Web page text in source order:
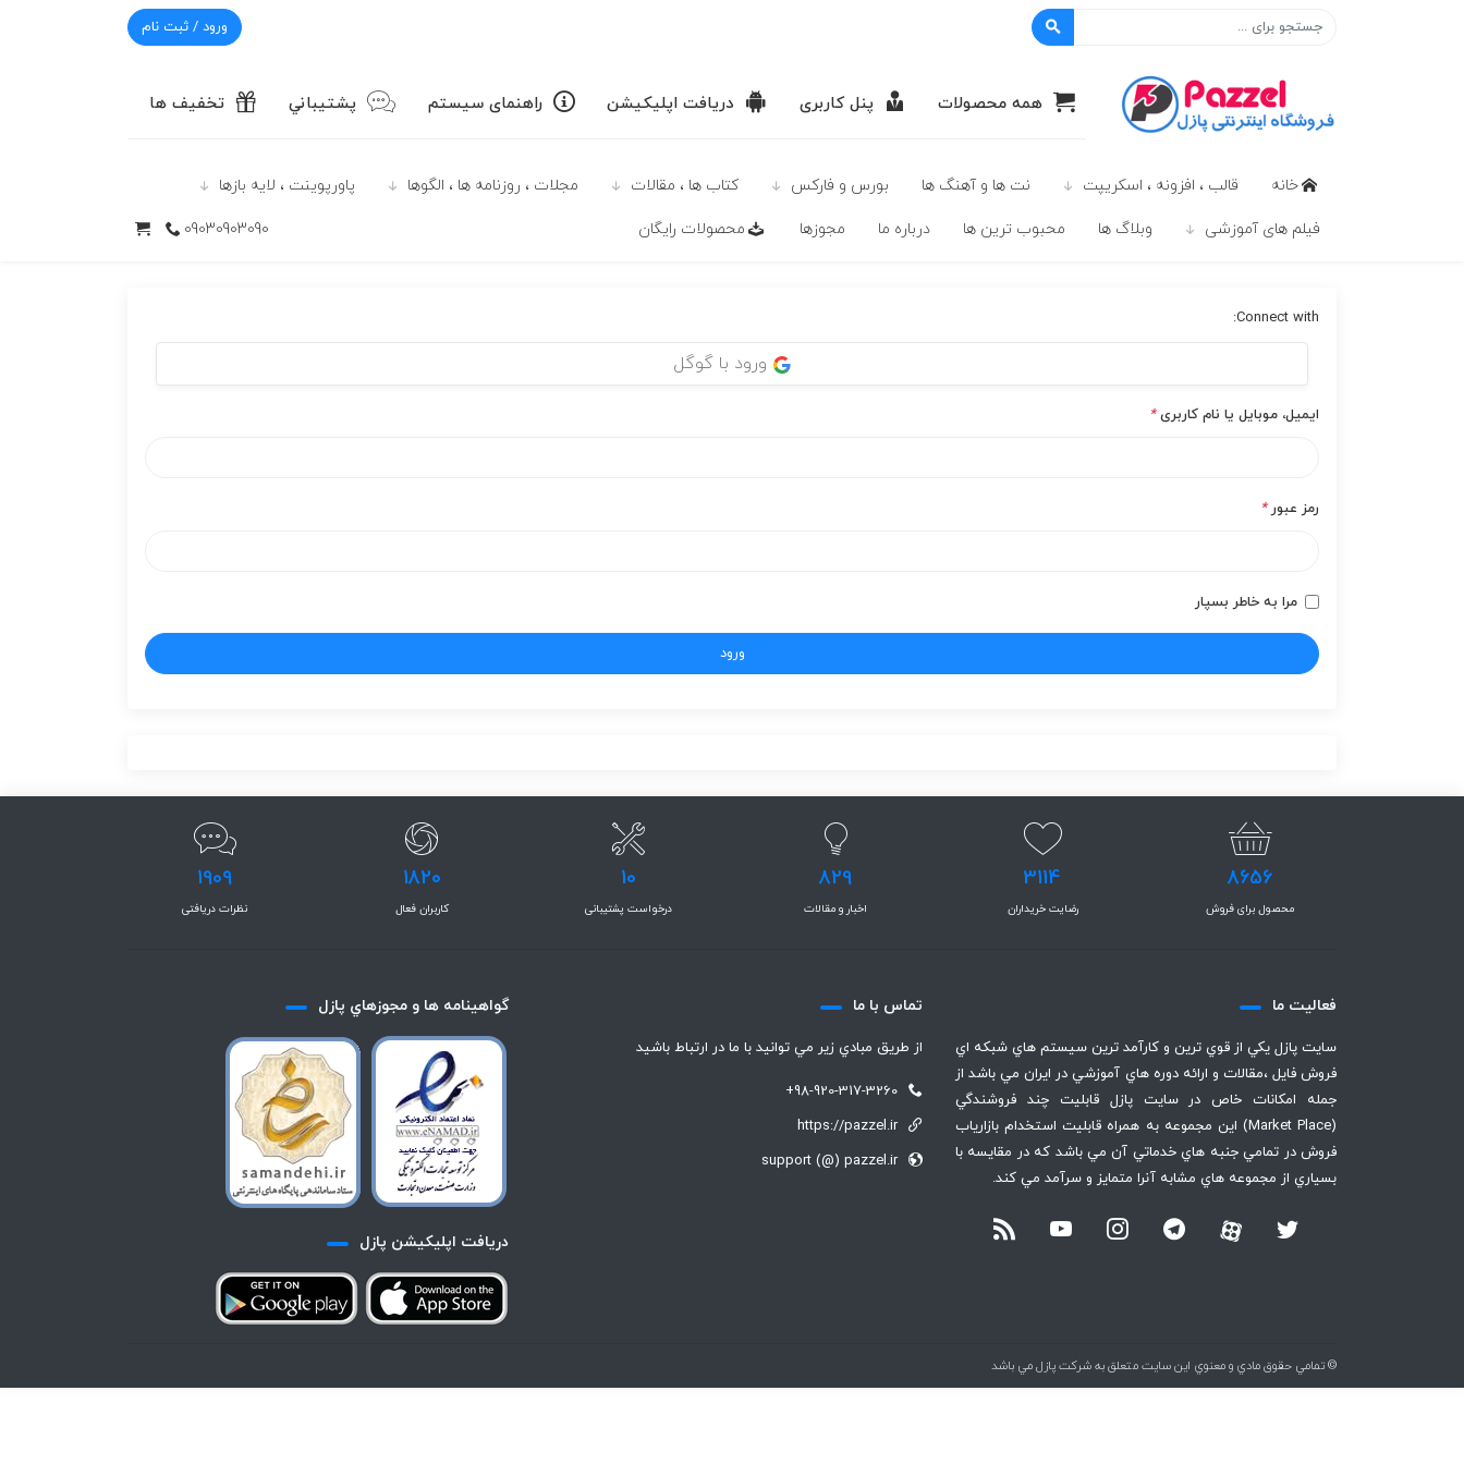
ورود / ثبت نام
همه محصولات پنل کاربری دریافت اپلیکیشن راهنمای سیستم پشتيباني تخفیف ها
خانه قالب ، افزونه ، اسکریپت نت ها و آهنگ ها بورس و فارکس كتاب ها ، مقالات مجلات ، روزنامه ها ، الگوها پاورپوينت ، لایه بازها
فیلم های آموزشی وبلاگ ها محبوب ترين ها درباره ما مجوزها محصولات رايگان 09030903090
Connect with:
ورود با گوگل
ایمیل، موبایل یا نام کاربری*
رمز عبور*
مرا به خاطر بسپار
8656
محصول برای فروش
3114
رضایت خریداران
829
اخبار و مقالات
10
درخواست پشتیبانی
1820
کاربران فعال
1909
نظرات دریافتی
فعاليت ما
سايت پازل يكي از قوي ترين و كارآمد ترين سيستم هاي شبكه اي
فروش فايل ،‌مقالات و ارائه دوره هاي آموزشي در ايران مي باشد از
جمله امكانات خاص در سايت پازل قابليت چند فروشندگي
(Market Place) اين مجموعه به همراه قابليت استخدام بازارياب
فروش در تمامي جنبه هاي خدماتي آن مي باشد كه در مقايسه با
بسياري از مجموعه هاي مشابه آنرا متمايز و سرآمد مي كند.
تماس با ما
از طريق مبادي زير مي توانيد با ما در ارتباط باشيد
+98-920-317-3260
https://pazzel.ir
support (@) pazzel.ir
گواهينامه ها و مجوزهاي پازل
دريافت اپليكيشن پازل
© تمامي حقوق مادي و معنوي اين سايت متعلق به شركت پازل مي باشد